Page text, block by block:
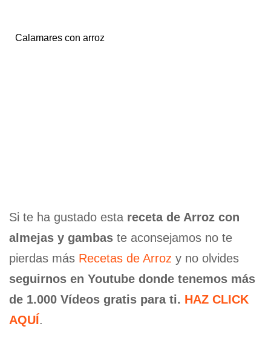
Calamares con arroz
Si te ha gustado esta receta de Arroz con
almejas y gambas te aconsejamos no te
pierdas más Recetas de Arroz y no olvides
seguirnos en Youtube donde tenemos más
de 1.000 Vídeos gratis para ti. HAZ CLICK
AQUÍ.